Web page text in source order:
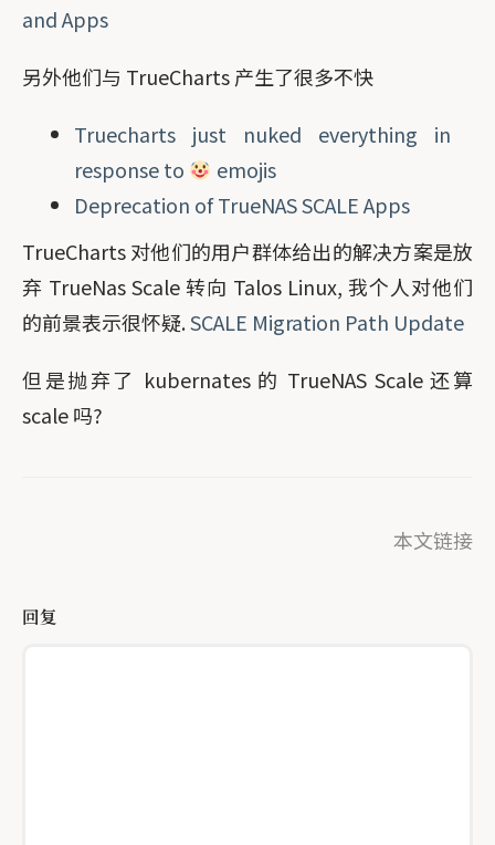
and Apps
另外他们与 TrueCharts 产生了很多不快
Truecharts just nuked everything in
response to
emojis
Deprecation of TrueNAS SCALE Apps
TrueCharts 对他们的用户群体给出的解决方案是放
弃 TrueNas Scale 转向 Talos Linux, 我个人对他们
的前景表示很怀疑.SCALE Migration Path Update
但是抛弃了 kubernates 的 TrueNAS Scale 还算
scale 吗?
本文链接
回复